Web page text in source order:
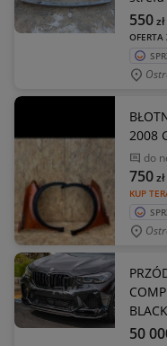
OFERTA
550zł
2008
do
KUP
750zł
50